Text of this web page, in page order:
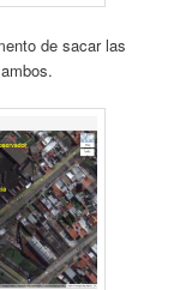
de sacar las